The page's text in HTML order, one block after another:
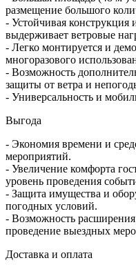
размещение большого
- Устойчивая конструкция
выдерживает ветровые
- Легко монтируется и
многоразового
- Возможность
защиты от ветра и
- Универсальность и
Выгода
- Экономия времени и
мероприятий.
- Увеличение комфорта
уровень проведения
- Защита имущества и
погодных условий.
- Возможность
проведение выездных
Доставка и оплата